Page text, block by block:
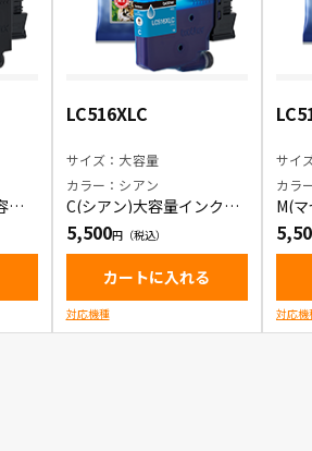
量
LC516XLC
サイズ：大容量
カラー：シアン
C(シアン)大容量インクカ
ートリッジ
5,500
カートに入れる
対応機種
サイ
カラ
M(
カ
対応機